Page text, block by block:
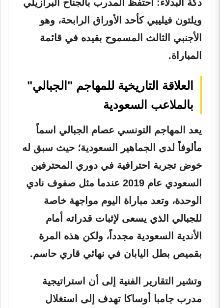
دكة البدلاء: احتفظ المدرب بالجناح البرازيلي
ويلتون فيليبي كأحد الأوراق الرابحة، وهو
الأجنبي الثالث المسموح بقيده في قائمة
المباراة.
العلاقة التاريخية للمهاجم "الجبالي"
بالملاعب السعودية
يعد المهاجم التونسي عصام الجبالي اسماً
مألوفاً لدى الجماهير السعودية؛ حيث سبق له
خوض تجربة احترافية في دوري المحترفين
السعودي عام 2019 عندما مثل صفوف
نادي
الوحدة، وتعد مباراة اليوم مواجهة خاصة
للجبالي الذي يسعى لإثبات قدراته أمام
الأندية السعودية مجدداً، ولكن هذه المرة
بقميص بطل اليابان في نهائي قاري حاسم.
وتشير التقارير الفنية إلى أن استراتيجية
مدرب جامبا أوساكا تهدف إلى استغلال